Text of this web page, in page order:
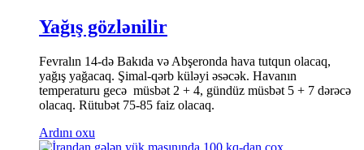
Yağış gözlənilir
Fevralın 14-də Bakıda və Abşeronda hava tutqun olacaq,
yağış yağacaq. Şimal-qərb küləyi əsəcək. Havanın
temperaturu gecə müsbət 2 + 4, gündüz müsbət 5 + 7 dərəcə
olacaq. Rütubət 75-85 faiz olacaq.
Ardını oxu